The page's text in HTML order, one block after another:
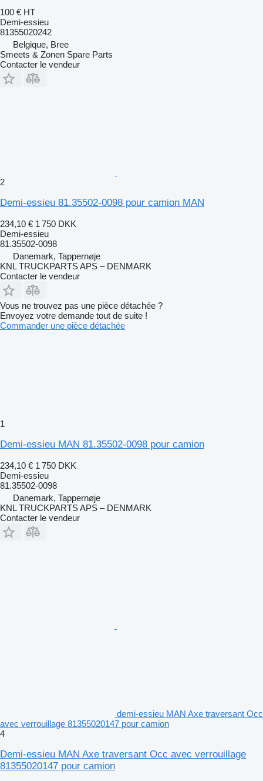
100 € HT
Demi-essieu
81355020242
Belgique, Bree
Smeets & Zonen Spare Parts
Contacter le vendeur
2
Demi-essieu 81.35502-0098 pour camion MAN
234,10 € 1 750 DKK
Demi-essieu
81.35502-0098
Danemark, Tappernøje
KNL TRUCKPARTS APS – DENMARK
Contacter le vendeur
Vous ne trouvez pas une pièce détachée ?
Envoyez votre demande tout de suite !
Commander une pièce détachée
1
Demi-essieu MAN 81.35502-0098 pour camion
234,10 € 1 750 DKK
Demi-essieu
81.35502-0098
Danemark, Tappernøje
KNL TRUCKPARTS APS – DENMARK
Contacter le vendeur
demi-essieu MAN Axe traversant Occ
avec verrouillage 81355020147 pour camion
4
Demi-essieu MAN Axe traversant Occ avec verrouillage
81355020147 pour camion